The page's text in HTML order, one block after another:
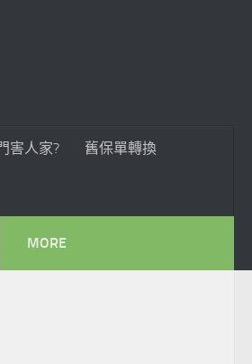
害人家? 舊保單轉換
MORE